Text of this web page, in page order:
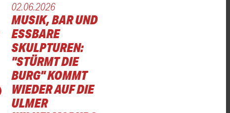
02.06.2026
MUSIK, BAR UND
ESSBARE
SKULPTUREN:
"STÜRMT DIE
BURG" KOMMT
WIEDER AUF DIE
ULMER